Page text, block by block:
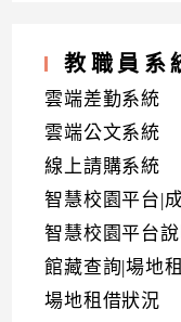
教職員系
雲端差勤系統
雲端公文系統
線上請購系統
智慧校園平台|
智慧校園平台
館藏查詢|場地
場地租借狀況